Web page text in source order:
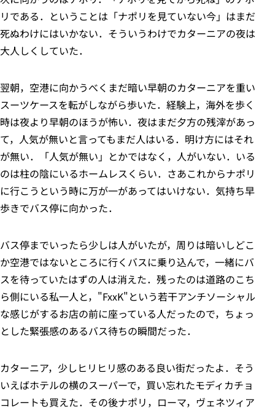
リである．ということは「ナポリを見ていない今」はまだ
死ぬわけにはいかない．そういうわけでカターニアの夜は
大人しくしていた．
翌朝，空港に向かうべくまだ暗い早朝のカターニアを重い
スーツケースを転がしながら歩いた．経験上，海外を歩く
時は夜より早朝のほうが怖い．夜はまだ夕方の残滓があっ
て，人気が無いと言ってもまだ人はいる．明け方にはそれ
が無い．「人気が無い」とかではなく，人がいない．いる
のは柱の陰にいるホームレスくらい．さあこれからナポリ
に行こうという時に万が一があってはいけない．気持ち早
歩きでバス停に向かった．
バス停までいったら少しは人がいたが，周りは暗いしどこ
か空港ではないところに行くバスに乗り込んで，一緒にバ
スを待っていたはずの人は消えた．残ったのは道路のこち
ら側にいる私一人と，"FxxK"という若干アンチソーシャル
な感じがするお店の前に座っている人だったので，ちょっ
とした緊張感のあるバス待ちの瞬間だった．
カターニア，少しヒリヒリ感のある良い街だったよ．そう
いえばホテルの横のスーパーで，買い忘れたモディカチョ
コレートも買えた．その後ナポリ，ローマ，ヴェネツィア